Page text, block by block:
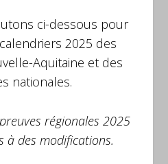
ci-dessous pour
2025 des
Aquitaine et des
nationales.
régionales 2025
à des modifications.